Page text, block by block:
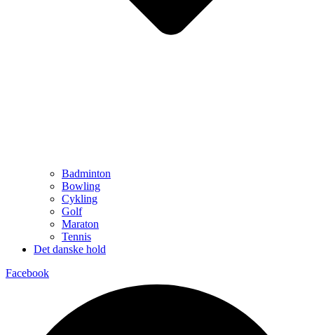
Badminton
Bowling
Cykling
Golf
Maraton
Tennis
Det danske hold
Facebook